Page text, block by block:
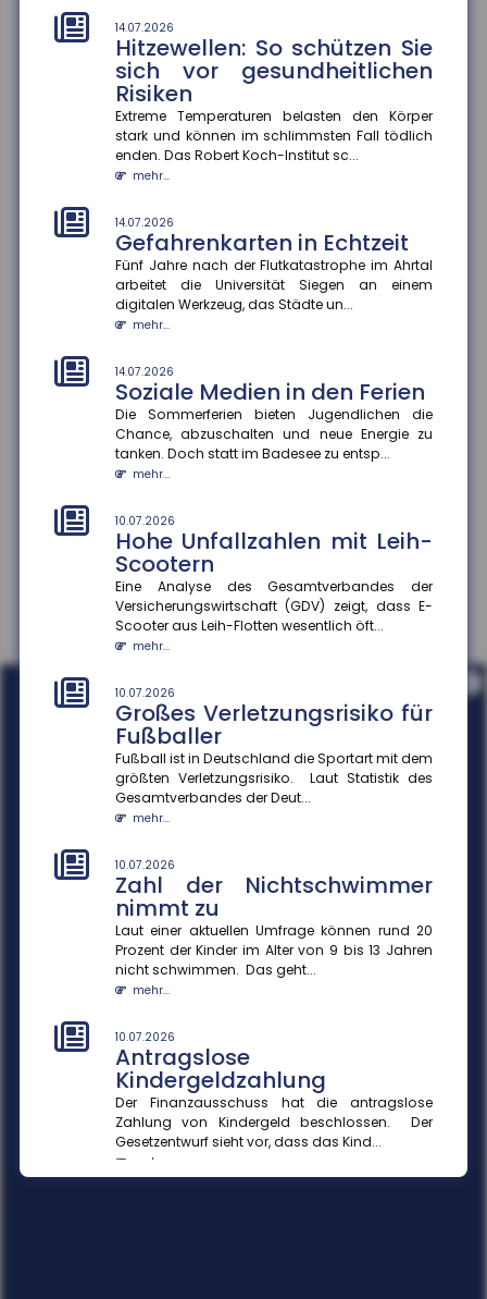
14.07.2026
Hitzewellen: So schützen Sie
sich vor gesundheitlichen
Risiken
Extreme Temperaturen belasten den Körper
stark und können im schlimmsten Fall tödlich
enden. Das Robert Koch-Institut sc...
mehr...
14.07.2026
Gefahrenkarten in Echtzeit
Fünf Jahre nach der Flutkatastrophe im Ahrtal
arbeitet die Universität Siegen an einem
digitalen Werkzeug, das Städte un...
mehr...
14.07.2026
Soziale Medien in den Ferien
Die Sommerferien bieten Jugendlichen die
Chance, abzuschalten und neue Energie zu
tanken. Doch statt im Badesee zu entsp...
mehr...
10.07.2026
Hohe Unfallzahlen mit Leih-
Scootern
Eine Analyse des Gesamtverbandes der
Versicherungswirtschaft (GDV) zeigt, dass E-
Scooter aus Leih-Flotten wesentlich öft...
mehr...
10.07.2026
Großes Verletzungsrisiko für
Fußballer
Fußball ist in Deutschland die Sportart mit dem
größten Verletzungsrisiko. Laut Statistik des
Gesamtverbandes der Deut...
mehr...
10.07.2026
Zahl der Nichtschwimmer
nimmt zu
Laut einer aktuellen Umfrage können rund 20
Prozent der Kinder im Alter von 9 bis 13 Jahren
nicht schwimmen. Das geht...
mehr...
10.07.2026
Antragslose
Kindergeldzahlung
Der Finanzausschuss hat die antragslose
Zahlung von Kindergeld beschlossen. Der
Gesetzentwurf sieht vor, dass das Kind...
mehr...
10.07.2026
Antragslose Kindergeldzahlung
Der Finanzausschuss hat die antragslose Zahlung
von Kindergeld beschlossen. Der Gesetzentwurf sieht
vor, dass das Kind...
mehr...
KI-Agenten in Unternehmen
KI-Agenten können durch die Verknüpfung von
Sprachmodellen und Datenquellen Prozesse
effizienter gestalten und Entscheid...
mehr...
Kaufkraftwahrnehmung und
Konsumverhalten
Die meisten Menschen in Deutschland schätzen ihre
Kaufkraft trotz objektiver Erholung der
Realeinkommen weiterhin als ge...
mehr...